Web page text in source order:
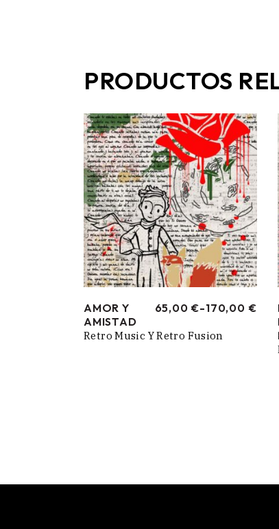
PRODUCTOS
AMOR Y
AMISTAD
65,00 €-170,00 €
RANGO
PRECIOS:
Retro Music Y Retro Fusion